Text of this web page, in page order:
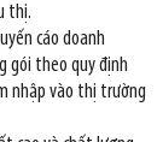
thị.
cáo doanh
gói theo quy định
nhập vào thị trường